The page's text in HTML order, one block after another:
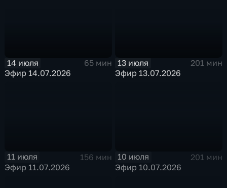
14 июля
65 мин
Эфир 14.07.2026
13 июля
201 мин
Эфир 13.07.2026
11 июля
156 мин
Эфир 11.07.2026
10 июля
201 мин
Эфир 10.07.2026